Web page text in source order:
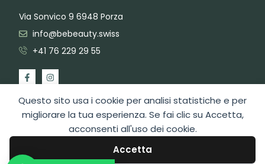
Questo sito usa i cookie per analisi statistiche e per
migliorare la tua esperienza. Se fai clic su Accetta,
acconsenti all'uso dei cookie.
Accetta
Via Sonvico 9 6948 Porza
info@bebeauty.swiss
+41 76 229 29 55
2026 Copyright BeBeauty Hair Care Diffusion Sagl